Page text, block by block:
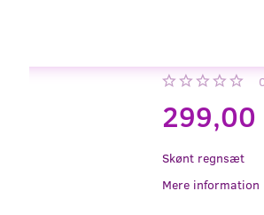
299,00
Skønt regnsæt
Mere information